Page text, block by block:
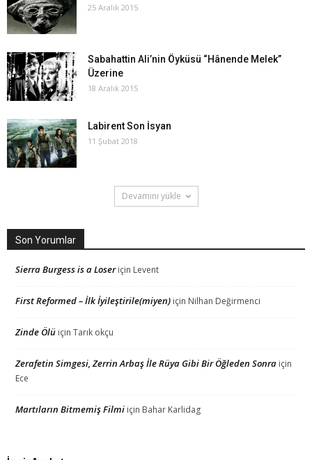
25 Aralık 2015
Sabahattin Ali’nin Öyküsü “Hânende Melek”
Üzerine
18 Aralık 2015
Labirent Son İsyan
11 Şubat 2018
Devamını yükle
Son Yorumlar
Sierra Burgess is a Loseriçin Levent
First Reformed – İlk İyileştirile(miyen) için Nilhan Değirmenci
Zinde Ölü için Tarık okçu
Zerafetin Simgesi, Zerrin Arbaş İle Rüya Gibi Bir Öğleden Sonra için
Ece
Martıların Bitmemiş Filmi için Bahar Karlidag